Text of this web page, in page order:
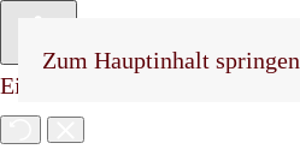
Eingabehilfen öffnen
Zum Hauptinhalt springen